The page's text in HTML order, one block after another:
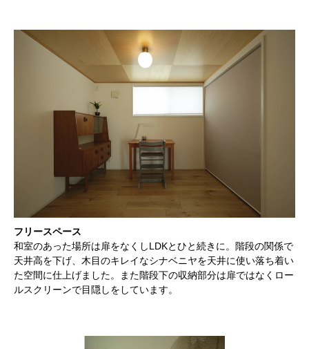
フリースペース
和室のあった場所は扉をなくしLDKとひと続きに。階段の関係で
天井高を下げ、木目のキレイなシナベニヤを天井に使い落ち着い
た空間に仕上げました。また階段下の収納部分は扉ではなくロー
ルスクリーンで目隠しをしています。